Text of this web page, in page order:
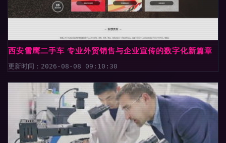
西安雪鹰二手车 专业外贸销售与企业宣传的数字化新篇章
更新时间：2026-08-08 09:10:30